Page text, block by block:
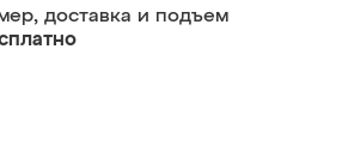
доставка и подъем